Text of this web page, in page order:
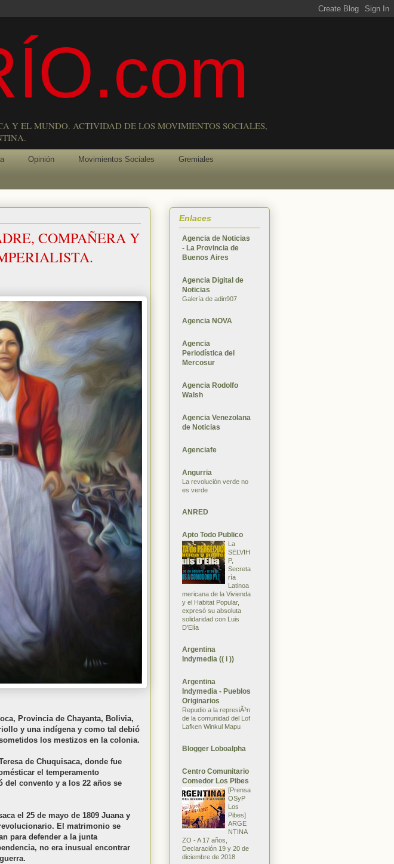
Y EL MUNDO. ACTIVIDAD DE LOS MOVIMIENTOS SOCIALES,
Opinión Movimientos Sociales Gremiales
COMPAÑERA Y
Provincia de Chayanta, Bolivia,
y una indígena y como tal debió
los mestizos en la colonia.
de Chuquisaca, donde fue
el temperamento
del convento y a los 22 años se
el 25 de mayo de 1809 Juana y
El matrimonio se
para defender a la junta
no era inusual encontrar
Enlaces
Agencia de Noticias
- La Provincia de
Buenos Aires
Agencia Digital de
Noticias
Galería de adin907
Agencia NOVA
Agencia
Periodística del
Mercosur
Agencia Rodolfo
Walsh
Agencia Venezolana
de Noticias
Agenciafe
Angurria
La revolución verde no
es verde
ANRED
Apto Todo Publico
La
SELVIH
P,
Secreta
ría
Latinoa
mericana de la Vivienda
y el Habitat Popular,
expresó su absoluta
solidaridad con Luis
D'Elía
Argentina
Indymedia (( i ))
Argentina
Indymedia - Pueblos
Originarios
Repudio a la represiÃ³n
de la comunidad del Lof
Lafken Winkul Mapu
Blogger Loboalpha
Centro Comunitario
Comedor Los Pibes
[Prensa
OSyP
Los
Pibes]
ARGE
NTINA
ZO - A 17 años,
Declaración 19 y 20 de
diciembre de 2018